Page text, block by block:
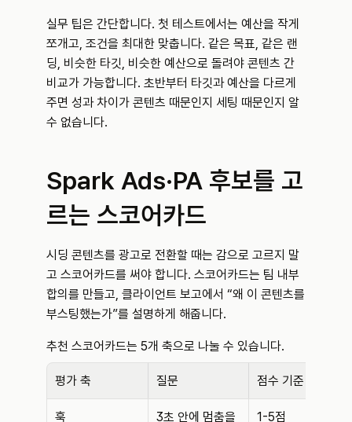
실무 팁은 간단합니다. 첫 테스트에서는 예산을 작게
쪼개고, 조건을 최대한 맞춥니다. 같은 목표, 같은 랜
딩, 비슷한 타깃, 비슷한 예산으로 돌려야 콘텐츠 간
비교가 가능합니다. 초반부터 타깃과 예산을 다르게
주면 성과 차이가 콘텐츠 때문인지 세팅 때문인지 알
수 없습니다.
Spark Ads·PA 후보를 고
르는 스코어카드
시딩 콘텐츠를 광고로 전환할 때는 감으로 고르지 말
고 스코어카드를 써야 합니다. 스코어카드는 팀 내부
합의를 만들고, 클라이언트 보고에서 “왜 이 콘텐츠를
부스팅했는가”를 설명하게 해줍니다.
추천 스코어카드는 5개 축으로 나눌 수 있습니다.
평가 축 질문 점수 기준
훅 3초 안에 멈춤을 1-5점